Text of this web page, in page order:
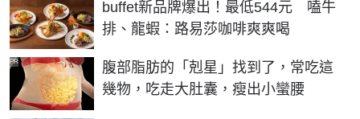
buffet新品牌爆出！最低544元 嗑牛
排、龍蝦：路易莎咖啡爽爽喝
腹部脂肪的「剋星」找到了，常吃這
幾物，吃走大肚囊，瘦出小蠻腰
PR